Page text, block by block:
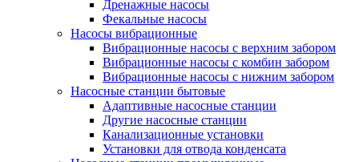
Дренажные насосы
Фекальные насосы
Насосы вибрационные
Вибрационные насосы с верхним забором
Вибрационные насосы с комбин забором
Вибрационные насосы с нижним забором
Насосные станции бытовые
Адаптивные насосные станции
Другие насосные станции
Канализационные установки
Установки для отвода конденсата